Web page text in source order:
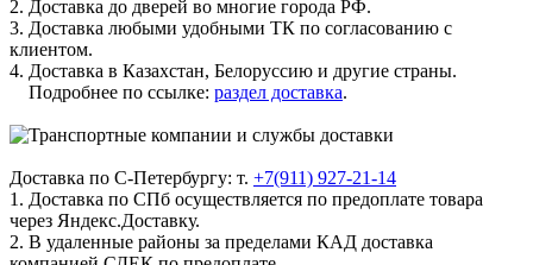
2. Доставка до дверей во многие города РФ.
3. Доставка любыми удобными ТК по согласованию с
клиентом.
4. Доставка в Казахстан, Белоруссию и другие страны.
Подробнее по ссылке: раздел доставка.
Доставка по С-Петербургу: т. +7(911) 927-21-14
1. Доставка по СПб осуществляется по предоплате товара
через Яндекс.Доставку.
2. В удаленные районы за пределами КАД доставка